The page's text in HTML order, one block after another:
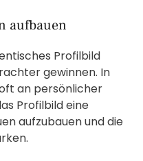
aufbauen
Profilbild
gewinnen. In
an persönlicher
Profilbild eine
aufzubauen und die